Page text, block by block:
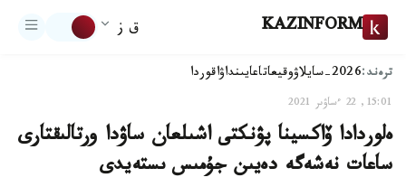
KAZINFORM ق ز
ترەند:2026-سايلاۋ وقيعاتاعايىنداۋاقوردا
15:01, 22 ءساۋىر 2021
ەلوردادا ۆاكسينا پۋنكتى اشىلعان ساۋدا ورتالىقتارى
ساعات نەشەگە دەيىن جۇمىس ىستەيدى